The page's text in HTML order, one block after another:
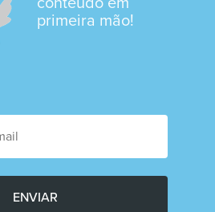
primeira mão!
ENVIAR